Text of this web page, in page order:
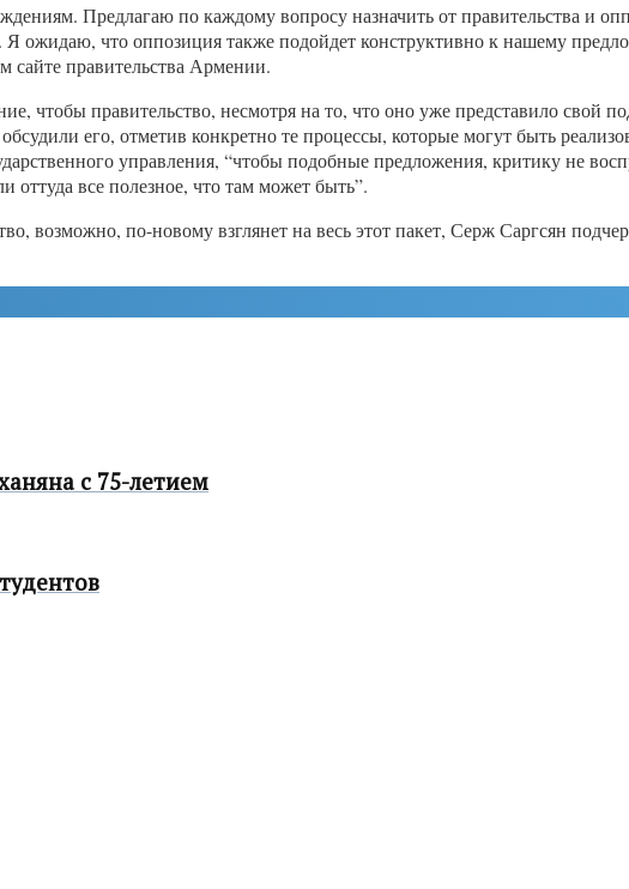
Предлагаю по каждому вопросу назначить от правительства и
ожидаю, что оппозиция также подойдет конструктивно к нашему
сайте правительства Армении.
чтобы правительство, несмотря на то, что оно уже представило свой
его, отметив конкретно те процессы, которые могут быть
управления, “чтобы подобные предложения, критику не
все полезное, что там может быть”.
возможно, по-новому взглянет на весь этот пакет, Серж Саргсян
с 75-летием